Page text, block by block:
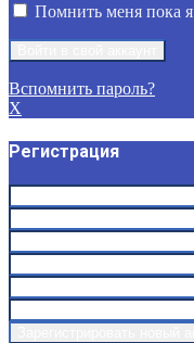
Помнить меня пока
Вспомнить пароль?
X
Регистрация